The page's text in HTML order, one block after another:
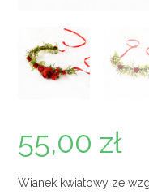
55,00 zł
Wianek kwiatowy ze